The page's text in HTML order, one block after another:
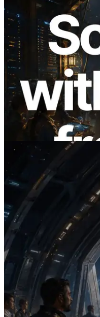
2026.08.05
ERPC
API dengan
Region Global
API Juga
2026.07.04
ERPC
Berbasis x402 —
Membayar API